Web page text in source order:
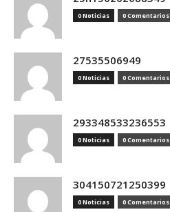
0 Noticias 0 Comentarios
27535506949
0 Noticias 0 Comentarios
293348533236553
0 Noticias 0 Comentarios
304150721250399
0 Noticias 0 Comentarios